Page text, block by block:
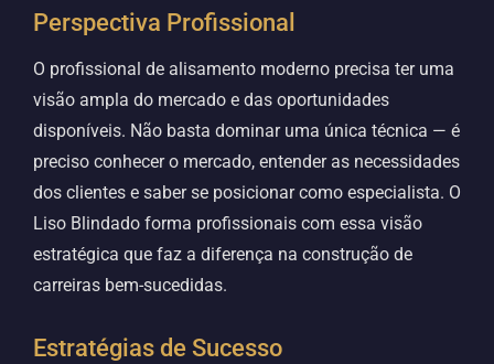
Perspectiva Profissional
O profissional de alisamento moderno precisa ter uma
visão ampla do mercado e das oportunidades
disponíveis. Não basta dominar uma única técnica — é
preciso conhecer o mercado, entender as necessidades
dos clientes e saber se posicionar como especialista. O
Liso Blindado forma profissionais com essa visão
estratégica que faz a diferença na construção de
carreiras bem-sucedidas.
Estratégias de Sucesso